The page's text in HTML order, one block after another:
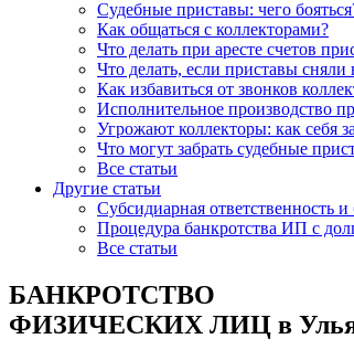
Судебные приставы: чего
Как общаться с коллекторами?
Что делать при аресте счетов
Что делать, если приставы сняли
Как избавиться от звонков
Исполнительное производство
Угрожают коллекторы: как себя
Что могут забрать судебные
Все статьи
Другие статьи
Субсидиарная ответственность и
Процедура банкротства ИП с
Все статьи
БАНКРОТСТВО
ФИЗИЧЕСКИХ ЛИЦ в